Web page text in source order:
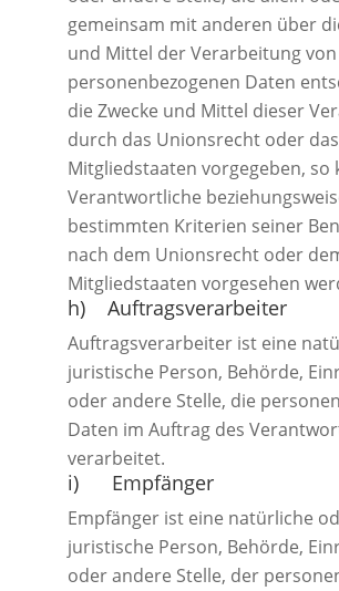
gemeinsam mit anderen über
und Mittel der Verarbeitung von
personenbezogenen Daten
die Zwecke und Mittel dieser
durch das Unionsrecht oder
Mitgliedstaaten vorgegeben, so
Verantwortliche
bestimmten Kriterien seiner
nach dem Unionsrecht oder
Mitgliedstaaten vorgesehen
h) Auftragsverarbeiter
Auftragsverarbeiter ist eine
juristische Person, Behörde,
oder andere Stelle, die
Daten im Auftrag des
verarbeitet.
i) Empfänger
Empfänger ist eine natürliche
juristische Person, Behörde,
oder andere Stelle, der